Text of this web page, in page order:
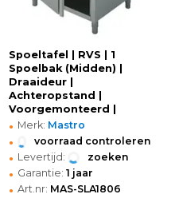
Spoeltafel | RVS | 1
Spoelbak (Midden) |
Draaideur |
Achteropstand |
Voorgemonteerd |
800x600x850/950(h)mm
• Merk: Mastro
• voorraad controleren
• Levertijd: zoeken
• Garantie: 1 jaar
• Art.nr: MAS-SLA1806